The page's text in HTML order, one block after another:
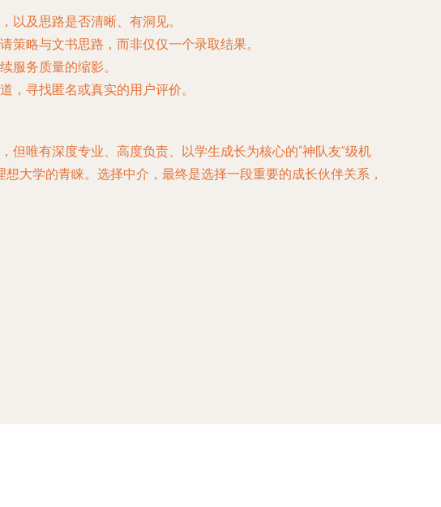
以及思路是否清晰、有洞见。
策略与文书思路，而非仅仅一个录取结果。
服务质量的缩影。
，寻找匿名或真实的用户评价。
但唯有深度专业、高度负责、以学生成长为核心的“神队友”级机
大学的青睐。选择中介，最终是选择一段重要的成长伙伴关系，